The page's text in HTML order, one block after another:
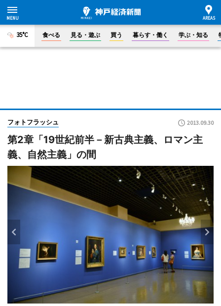
35°C 食べる 見る・遊ぶ 買う 暮らす・働く 学ぶ・知る
フォトフラッシュ 2013.09.30
第2章「19世紀前半－新古典主義、ロマン主
義、自然主義」の間